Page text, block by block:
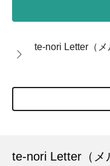
te-nori Letter（
te-nori Letter（メ